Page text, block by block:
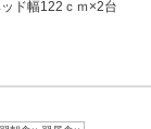
ド幅122ｃｍ×2台